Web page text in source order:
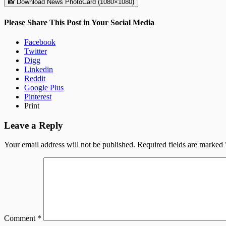
📸 Download News PhotoCard (1080×1080)
Please Share This Post in Your Social Media
Facebook
Twitter
Digg
Linkedin
Reddit
Google Plus
Pinterest
Print
Leave a Reply
Your email address will not be published. Required fields are marked
Comment *